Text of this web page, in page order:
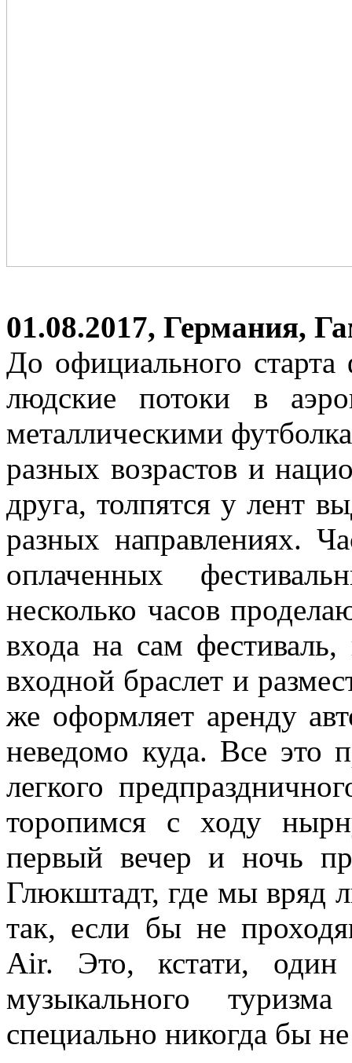
01.08.2017, Германия,
До официального старта
людские потоки в
металлическими
разных возрастов и
друга, толпятся у лент
разных направлениях.
оплаченных
несколько часов
входа на сам
входной браслет и
же оформляет аренду
неведомо куда. Все это
легкого
торопимся с ходу
первый вечер и ночь
Глюкштадт, где мы вряд
так, если бы не
Air. Это, кстати, один
музыкального
специально никогда бы